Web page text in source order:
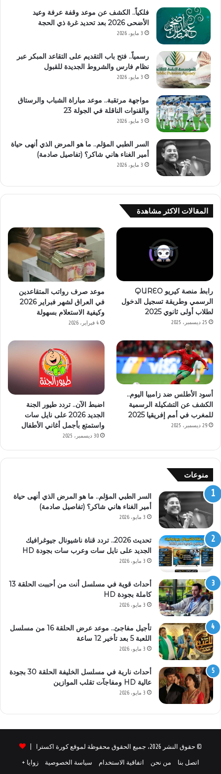
فلكياً.. الكشف عن موعد وقفة عرفة وعيد
الأضحى 2026 بعد تحديد غرة ذي الحجة
3 مايو، 2026
رسمياً.. فتح باب التقديم على التقاعد المبكر عبر
نظام فارس والشروط الجديدة للقبول
3 مايو، 2026
مواجهة مرتقبة.. موعد مباراة الشباب والرستاق
والقنوات الناقلة في الجولة 23
3 مايو، 2026
السر الطبي المؤلم.. ما هو المرض الذي أنهى حياة
أمير الغناء هاني شاكر؟ (تفاصيل صادمة)
3 مايو، 2026
المقالات الاكثر مشاهدة
رابط منصة كيريو QUREO
الرسمي وطريقة تسجيل الدخول
لطلاب أولى ثانوي 2025
25 ديسمبر، 2025
موعد صرف رواتب المتقاعدين
في العراق لشهر فبراير 2026
وكيفية الاستعلام بسهولة
4 فبراير، 2026
أسود الأطلس ضد زامبيا اليوم..
الكشف عن التشكيلة الرسمية
للمغرب في أمم إفريقيا 2025
29 ديسمبر، 2025
اضبط الآن.. تردد طيور الجنة
الجديد 2026 على نايل سات
واستمتع بأجمل أغاني الأطفال
30 ديسمبر، 2025
منوعات
السر الطبي المؤلم.. ما هو المرض الذي أنهى حياة
أمير الغناء هاني شاكر؟ (تفاصيل صادمة)
3 مايو، 2026
تحديث 2026.. تردد قناة ناشيونال جيوغرافيك
الجديد على نايل سات وعرب سات بجودة HD
3 مايو، 2026
أحداث قوية في مسلسل أنت من أحببت الحلقة 13
كاملة بجودة HD
3 مايو، 2026
تأجيل مفاجئ.. موعد عرض الحلقة 16 من مسلسل
اللعبة 5 بعد تأخير 12 ساعة
3 مايو، 2026
أحداث نارية في مسلسل الخليفة الحلقة 30 بجودة
عالية HD ومفاجآت تقلب الموازين
3 مايو، 2026
© حقوق النشر 2026، جميع الحقوق محفوظة لموقع كورة اكسترا |
اتصل بنا من نحن اتفاقية الاستخدام سياسة الخصوصية زوايا +